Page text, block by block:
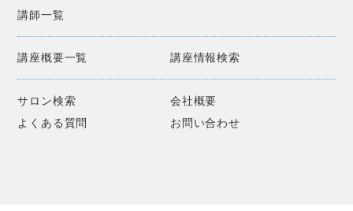
講師一覧
講座概要一覧 講座情報検索
サロン検索
会社概要
よくある質問
お問い合わせ